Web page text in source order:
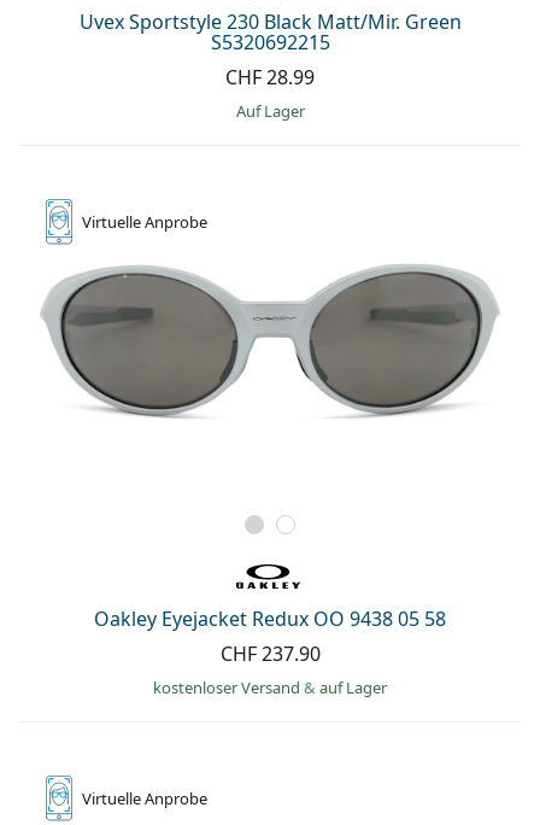
Uvex Sportstyle 230 Black Matt/Mir. Green
S5320692215
CHF 28.99
auf Lager
VirtuelleAnprobe
Oakley Eyejacket Redux OO 9438 05 58
CHF 237.90
kostenloser Versand & auf Lager
VirtuelleAnprobe